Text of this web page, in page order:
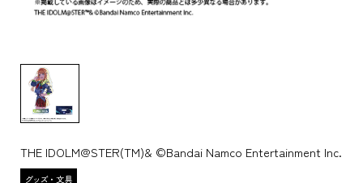
THE IDOLM@STER(TM)& ©Bandai Namco Entertainment Inc.